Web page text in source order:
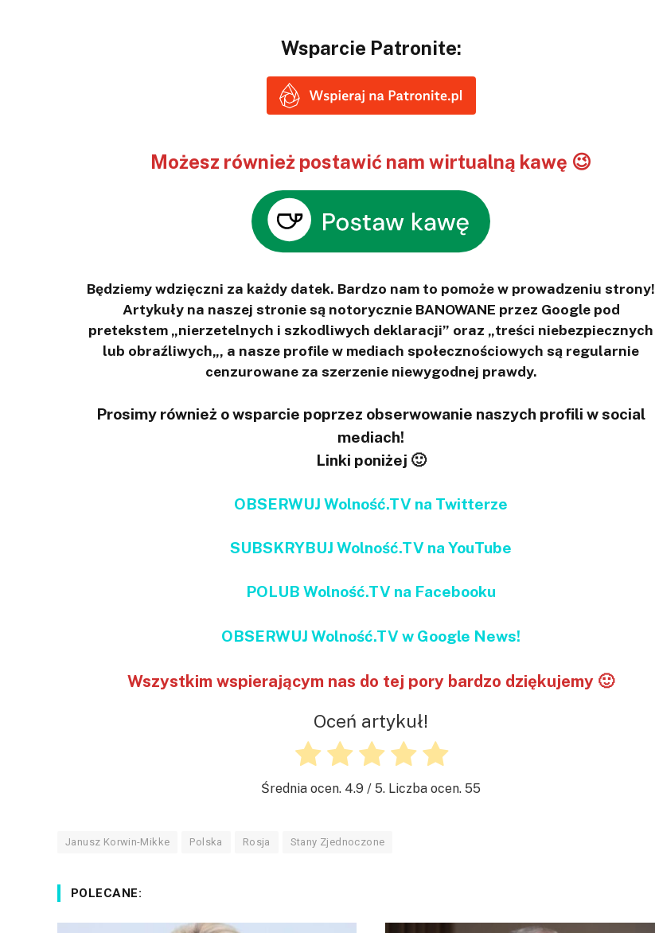
Wsparcie Patronite:
Możesz również postawić nam wirtualną kawę 😉
Będziemy wdzięczni za każdy datek. Bardzo nam to pomoże w prowadzeniu strony!
Artykuły na naszej stronie są notorycznie BANOWANE przez Google pod
pretekstem „nierzetelnych i szkodliwych deklaracji” oraz „treści niebezpiecznych
lub obraźliwych„, a nasze profile w mediach społecznościowych są regularnie
cenzurowane za szerzenie niewygodnej prawdy.
Prosimy również o wsparcie poprzez obserwowanie naszych profili w social
mediach!
Linki poniżej 🙂
OBSERWUJ Wolność.TV na Twitterze
SUBSKRYBUJ Wolność.TV na YouTube
POLUB Wolność.TV na Facebooku
OBSERWUJ Wolność.TV w Google News!
Wszystkim wspierającym nas do tej pory bardzo dziękujemy 🙂
Oceń artykuł!
Średnia ocen. 4.9 / 5. Liczba ocen. 55
Janusz Korwin-Mikke Polska Rosja Stany Zjednoczone
POLECANE: